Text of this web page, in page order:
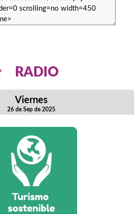
RADIO
Viernes
26 de Sep de 2025